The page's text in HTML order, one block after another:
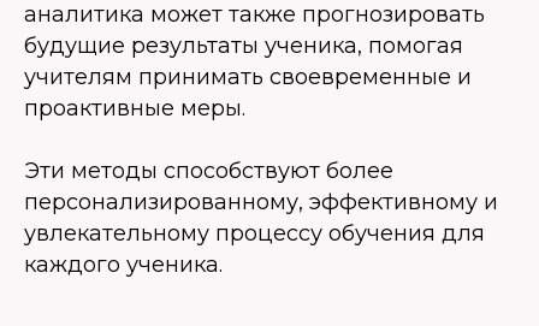
аналитика может также прогнозировать
будущие результаты ученика, помогая
учителям принимать своевременные и
проактивные меры.
Эти методы способствуют более
персонализированному, эффективному и
увлекательному процессу обучения для
каждого ученика.